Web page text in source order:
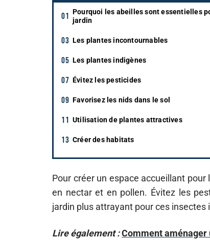
Pourquoi les abeilles sont essentielles
jardin
Les plantes incontournables
Les plantes indigènes
Évitez les pesticides
Favorisez les nids dans le sol
Utilisation de plantes attractives
Créer des habitats
Pour créer un espace accueillant
en nectar et en pollen. Évitez les
jardin plus attrayant pour ces insectes
Lire également :Comment aménager